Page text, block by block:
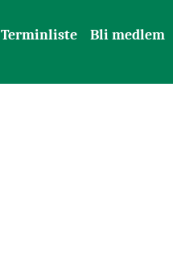
Terminliste Bli medlem